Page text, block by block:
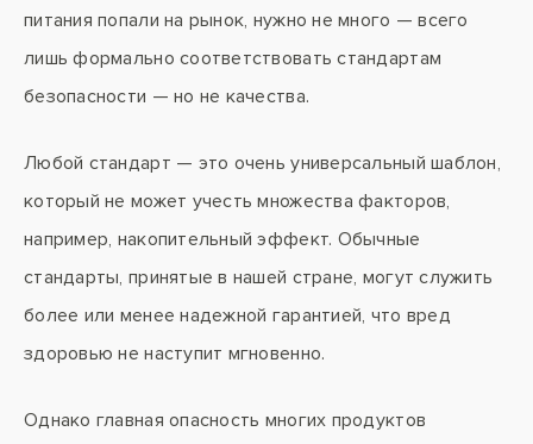
питания попали на рынок, нужно не много — всего
лишь формально соответствовать стандартам
безопасности — но не качества.
Любой стандарт — это очень универсальный шаблон,
который не может учесть множества факторов,
например, накопительный эффект. Обычные
стандарты, принятые в нашей стране, могут служить
более или менее надежной гарантией, что вред
здоровью не наступит мгновенно.
Однако главная опасность многих продуктов